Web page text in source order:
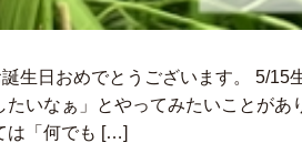
生日おめでとうございます。 5/15
たいなぁ」とやってみたいことがあ
は「何でも […]